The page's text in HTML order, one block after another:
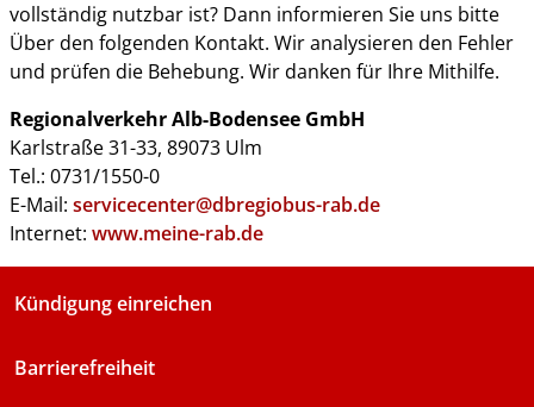
vollständig nutzbar ist? Dann informieren Sie uns bitte
Über den folgenden Kontakt. Wir analysieren den Fehler
und prüfen die Behebung. Wir danken für Ihre Mithilfe.
Regionalverkehr Alb-Bodensee GmbH
Karlstraße 31-33, 89073 Ulm
Tel.: 0731/1550-0
E-Mail: servicecenter@dbregiobus-rab.de
Internet: www.meine-rab.de
Kündigung einreichen
Barrierefreiheit